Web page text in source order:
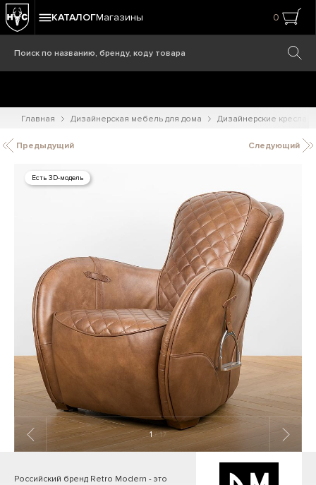
КАТАЛОГМагазины 0
Главная Дизайнерская мебель для дома Дизайнерские кресла
Предыдущий Следующий
Есть 3D-модель
1/ 17
Российский бренд Retro Modern - это